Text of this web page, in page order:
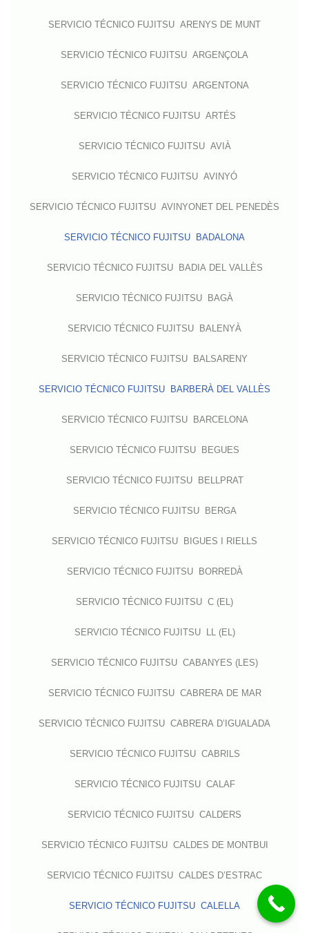
SERVICIO TÉCNICO FUJITSU ARENYS DE MUNT
SERVICIO TÉCNICO FUJITSU ARGENÇOLA
SERVICIO TÉCNICO FUJITSU ARGENTONA
SERVICIO TÉCNICO FUJITSU ARTÉS
SERVICIO TÉCNICO FUJITSU AVIÀ
SERVICIO TÉCNICO FUJITSU AVINYÓ
SERVICIO TÉCNICO FUJITSU AVINYONET DEL PENEDÈS
SERVICIO TÉCNICO FUJITSU BADALONA
SERVICIO TÉCNICO FUJITSU BADIA DEL VALLÈS
SERVICIO TÉCNICO FUJITSU BAGÀ
SERVICIO TÉCNICO FUJITSU BALENYÀ
SERVICIO TÉCNICO FUJITSU BALSARENY
SERVICIO TÉCNICO FUJITSU BARBERÀ DEL VALLÈS
SERVICIO TÉCNICO FUJITSU BARCELONA
SERVICIO TÉCNICO FUJITSU BEGUES
SERVICIO TÉCNICO FUJITSU BELLPRAT
SERVICIO TÉCNICO FUJITSU BERGA
SERVICIO TÉCNICO FUJITSU BIGUES I RIELLS
SERVICIO TÉCNICO FUJITSU BORREDÀ
SERVICIO TÉCNICO FUJITSU C (EL)
SERVICIO TÉCNICO FUJITSU LL (EL)
SERVICIO TÉCNICO FUJITSU CABANYES (LES)
SERVICIO TÉCNICO FUJITSU CABRERA DE MAR
SERVICIO TÉCNICO FUJITSU CABRERA D’IGUALADA
SERVICIO TÉCNICO FUJITSU CABRILS
SERVICIO TÉCNICO FUJITSU CALAF
SERVICIO TÉCNICO FUJITSU CALDERS
SERVICIO TÉCNICO FUJITSU CALDES DE MONTBUI
SERVICIO TÉCNICO FUJITSU CALDES D’ESTRAC
SERVICIO TÉCNICO FUJITSU CALELLA